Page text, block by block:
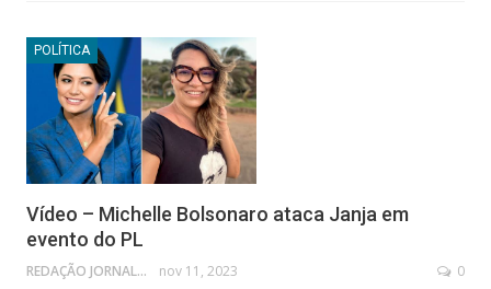
POLÍTICA
Vídeo – Michelle Bolsonaro ataca Janja em
evento do PL
REDAÇÃO JORNAL DA POLÍTICA nov 11, 2023 0